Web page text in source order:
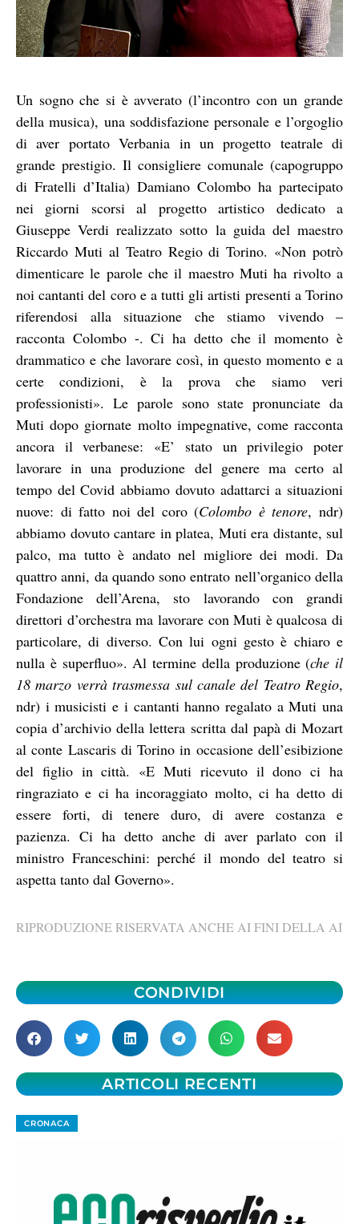
Un sogno che si è avverato (l’incontro con un grande
della musica), una soddisfazione personale e l’orgoglio
di aver portato Verbania in un progetto teatrale di
grande prestigio. Il consigliere comunale (capogruppo
di Fratelli d’Italia) Damiano Colombo ha partecipato
nei giorni scorsi al progetto artistico dedicato a
Giuseppe Verdi realizzato sotto la guida del maestro
Riccardo Muti al Teatro Regio di Torino. «Non potrò
dimenticare le parole che il maestro Muti ha rivolto a
noi cantanti del coro e a tutti gli artisti presenti a Torino
riferendosi alla situazione che stiamo vivendo –
racconta Colombo -. Ci ha detto che il momento è
drammatico e che lavorare così, in questo momento e a
certe condizioni, è la prova che siamo veri
professionisti». Le parole sono state pronunciate da
Muti dopo giornate molto impegnative, come racconta
ancora il verbanese: «E’ stato un privilegio poter
lavorare in una produzione del genere ma certo al
tempo del Covid abbiamo dovuto adattarci a situazioni
nuove: di fatto noi del coro (Colombo è tenore, ndr)
abbiamo dovuto cantare in platea, Muti era distante, sul
palco, ma tutto è andato nel migliore dei modi. Da
quattro anni, da quando sono entrato nell’organico della
Fondazione dell’Arena, sto lavorando con grandi
direttori d’orchestra ma lavorare con Muti è qualcosa di
particolare, di diverso. Con lui ogni gesto è chiaro e
nulla è superfluo». Al termine della produzione (che il
18 marzo verrà trasmessa sul canale del Teatro Regio,
ndr) i musicisti e i cantanti hanno regalato a Muti una
copia d’archivio della lettera scritta dal papà di Mozart
al conte Lascaris di Torino in occasione dell’esibizione
del figlio in città. «E Muti ricevuto il dono ci ha
ringraziato e ci ha incoraggiato molto, ci ha detto di
essere forti, di tenere duro, di avere costanza e
pazienza. Ci ha detto anche di aver parlato con il
ministro Franceschini: perché il mondo del teatro si
aspetta tanto dal Governo».
RIPRODUZIONE RISERVATA ANCHE AI FINI DELLA AI
CONDIVIDI
ARTICOLI RECENTI
CRONACA